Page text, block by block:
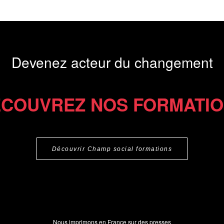
Devenez acteur du changement
NOS
Découvrir Champ social formations
Nous imprimons en France sur des presses